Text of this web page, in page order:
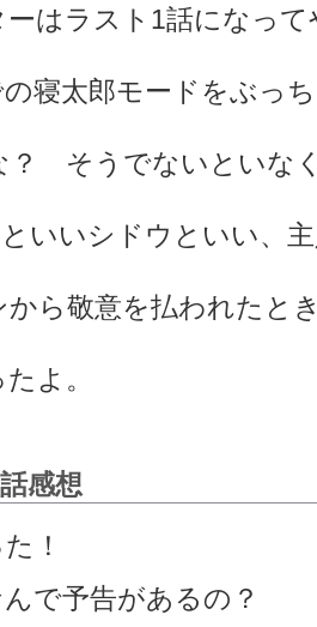
はラスト1話になって
寝太郎モードをぶっ
？ そうでないといな
いいシドウといい、
ら敬意を払われたと
よ。
感想
！
予告があるの？